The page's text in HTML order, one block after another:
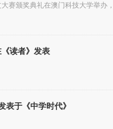
赛颁奖典礼在澳门科技大学举办
读者》发表
表于《中学时代》